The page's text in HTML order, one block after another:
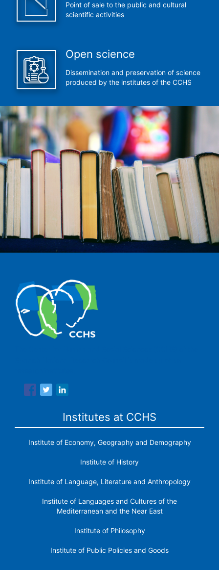
Point of sale to the public and cultural
scientific activities
Open science
Dissemination and preservation of science
produced by the institutes of the CCHS
Institutes at CCHS
Institute of Economy, Geography and Demography
Institute of History
Institute of Language, Literature and Anthropology
Institute of Languages ​​and Cultures of the
Mediterranean and the Near East
Institute of Philosophy
Institute of Public Policies and Goods